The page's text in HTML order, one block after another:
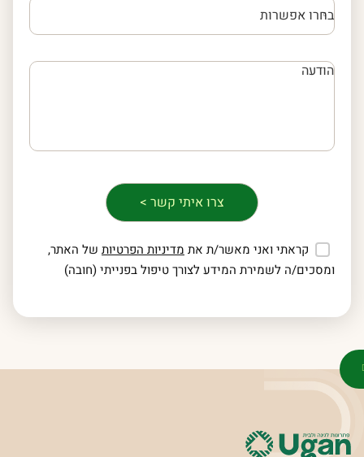
קראתי ואני מאשר/ת את מדיניות הפרטיותשל האתר,
ומסכים/ה לשמירת המידע לצורך טיפול בפנייתי (חובה)